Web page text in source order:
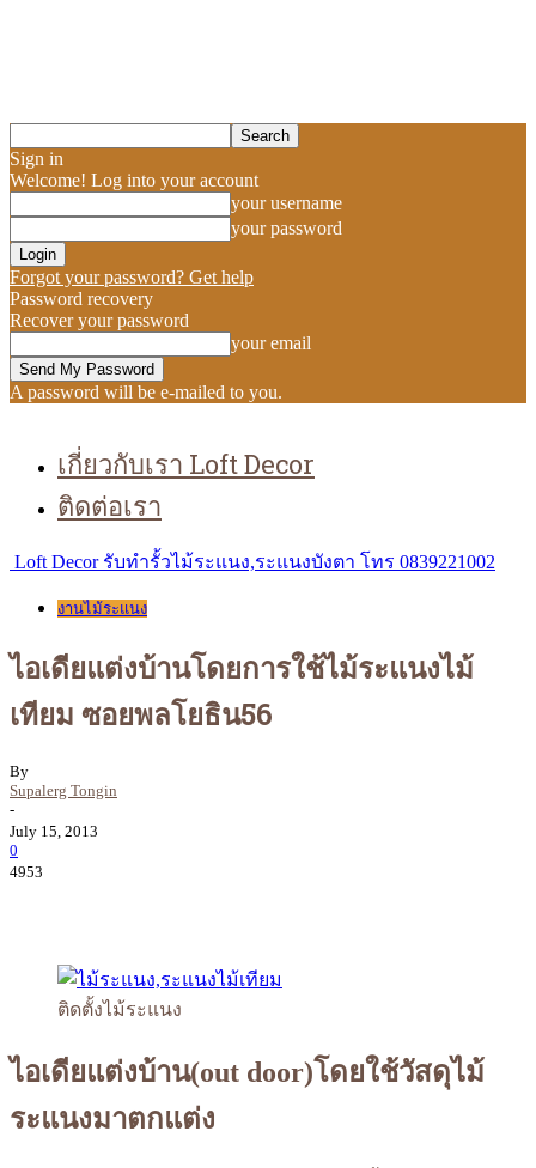
Sign in
Welcome! Log into your account
your username
your password
Forgot your password? Get help
Password recovery
Recover your password
your email
A password will be e-mailed to you.
เกี่ยวกับเรา Loft Decor
ติดต่อเรา
Loft Decor รับทำรั้วไม้ระแนง,ระแนงบังตา โทร 0839221002
งานไม้ระแนง
ไอเดียแต่งบ้านโดยการใช้ไม้ระแนงไม้
เทียม ซอยพลโยธิน56
By
Supalerg Tongin
-
July 15, 2013
0
4953
ติดตั้งไม้ระแนง
ไอเดียแต่งบ้าน(out door)โดยใช้วัสดุไม้
ระแนงมาตกแต่ง